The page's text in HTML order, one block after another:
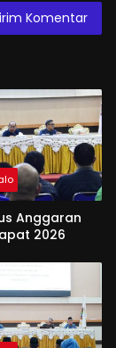
Anggaran
2026